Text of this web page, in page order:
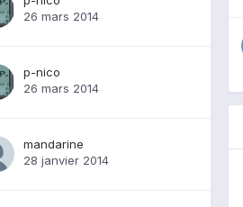
26 mars 2014
p-nico
26 mars 2014
mandarine
28 janvier 2014